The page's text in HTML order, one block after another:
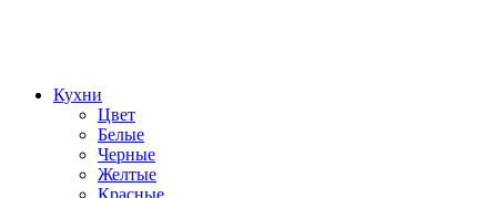
Кухни
Цвет
Белые
Черные
Желтые
Красные